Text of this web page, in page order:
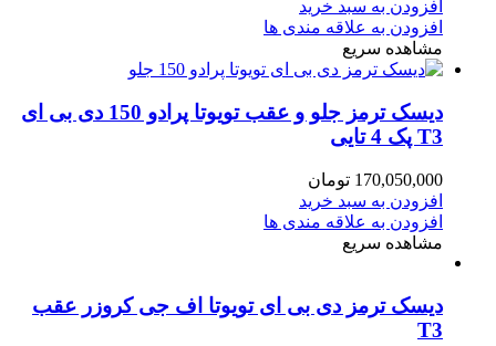
افزودن به سبد خرید
افزودن به علاقه مندی ها
مشاهده سریع
دیسک ترمز جلو و عقب تویوتا پرادو 150 دی بی ای
T3 پک 4 تایی
170,050,000 تومان
افزودن به سبد خرید
افزودن به علاقه مندی ها
مشاهده سریع
دیسک ترمز دی بی ای تویوتا اف جی کروزر عقب
T3